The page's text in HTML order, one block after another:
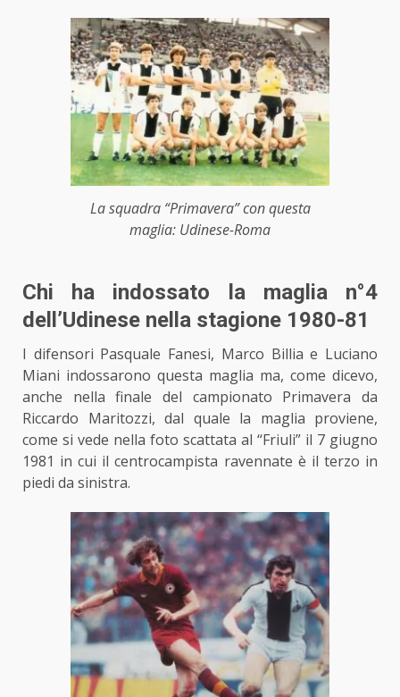
La squadra “Primavera” con questa
maglia: Udinese-Roma
Chi ha indossato la maglia n°4
dell’Udinese nella stagione 1980-81
I difensori Pasquale Fanesi, Marco Billia e Luciano
Miani indossarono questa maglia ma, come dicevo,
anche nella finale del campionato Primavera da
Riccardo Maritozzi, dal quale la maglia proviene,
come si vede nella foto scattata al “Friuli” il 7 giugno
1981 in cui il centrocampista ravennate è il terzo in
piedi da sinistra.